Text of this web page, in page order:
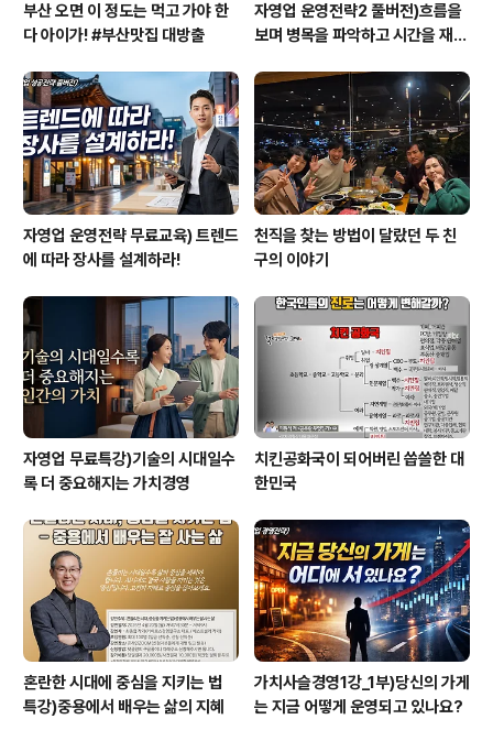
부산 오면 이 정도는 먹고 가야 한
다 아이가! #부산맛집 대방출
자영업 운영전략2 풀버전)흐름을
보며 병목을 파악하고 시간을 재설
자영업 운영전략 무료교육) 트렌드
에 따라 장사를 설계하라!
천직을 찾는 방법이 달랐던 두 친
구의 이야기
자영업 무료특강)기술의 시대일수
록 더 중요해지는 가치경영
치킨공화국이 되어버린 씁쓸한 대
한민국
혼란한 시대에 중심을 지키는 법
특강)중용에서 배우는 삶의 지혜
가치사슬경영1강_1부)당신의 가게
는 지금 어떻게 운영되고 있나요?